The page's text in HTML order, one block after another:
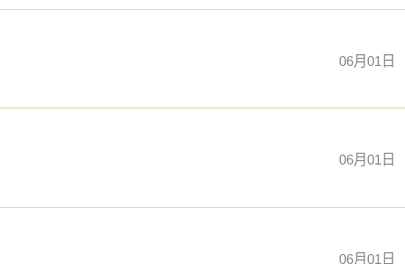
06月01日
06月01日
06月01日